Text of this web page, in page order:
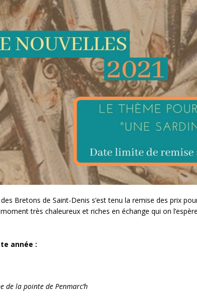
Bretons de Saint-Denis s’est tenu la remise des prix
très chaleureux et riches en échange qui on
année :
de la pointe de Penmarc’h